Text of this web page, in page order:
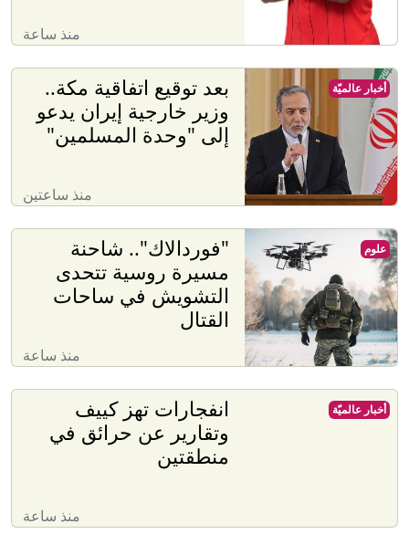
منذ ساعة
بعد توقيع اتفاقية مكة..
وزير خارجية إيران يدعو
إلى "وحدة المسلمين"
منذ ساعتين
أخبار عالميّة
"فوردالاك".. شاحنة
مسيرة روسية تتحدى
التشويش في ساحات
القتال
منذ ساعة
علوم
انفجارات تهز كييف
وتقارير عن حرائق في
منطقتين
منذ ساعة
أخبار عالميّة